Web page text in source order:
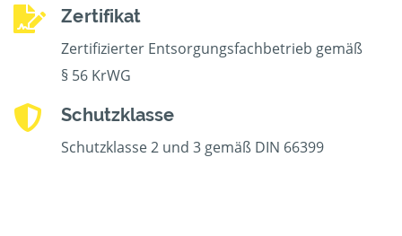
Zertifikat
Zertifizierter Entsorgungsfachbetrieb gemäß
§ 56 KrWG
Schutzklasse
Schutzklasse 2 und 3 gemäß DIN 66399